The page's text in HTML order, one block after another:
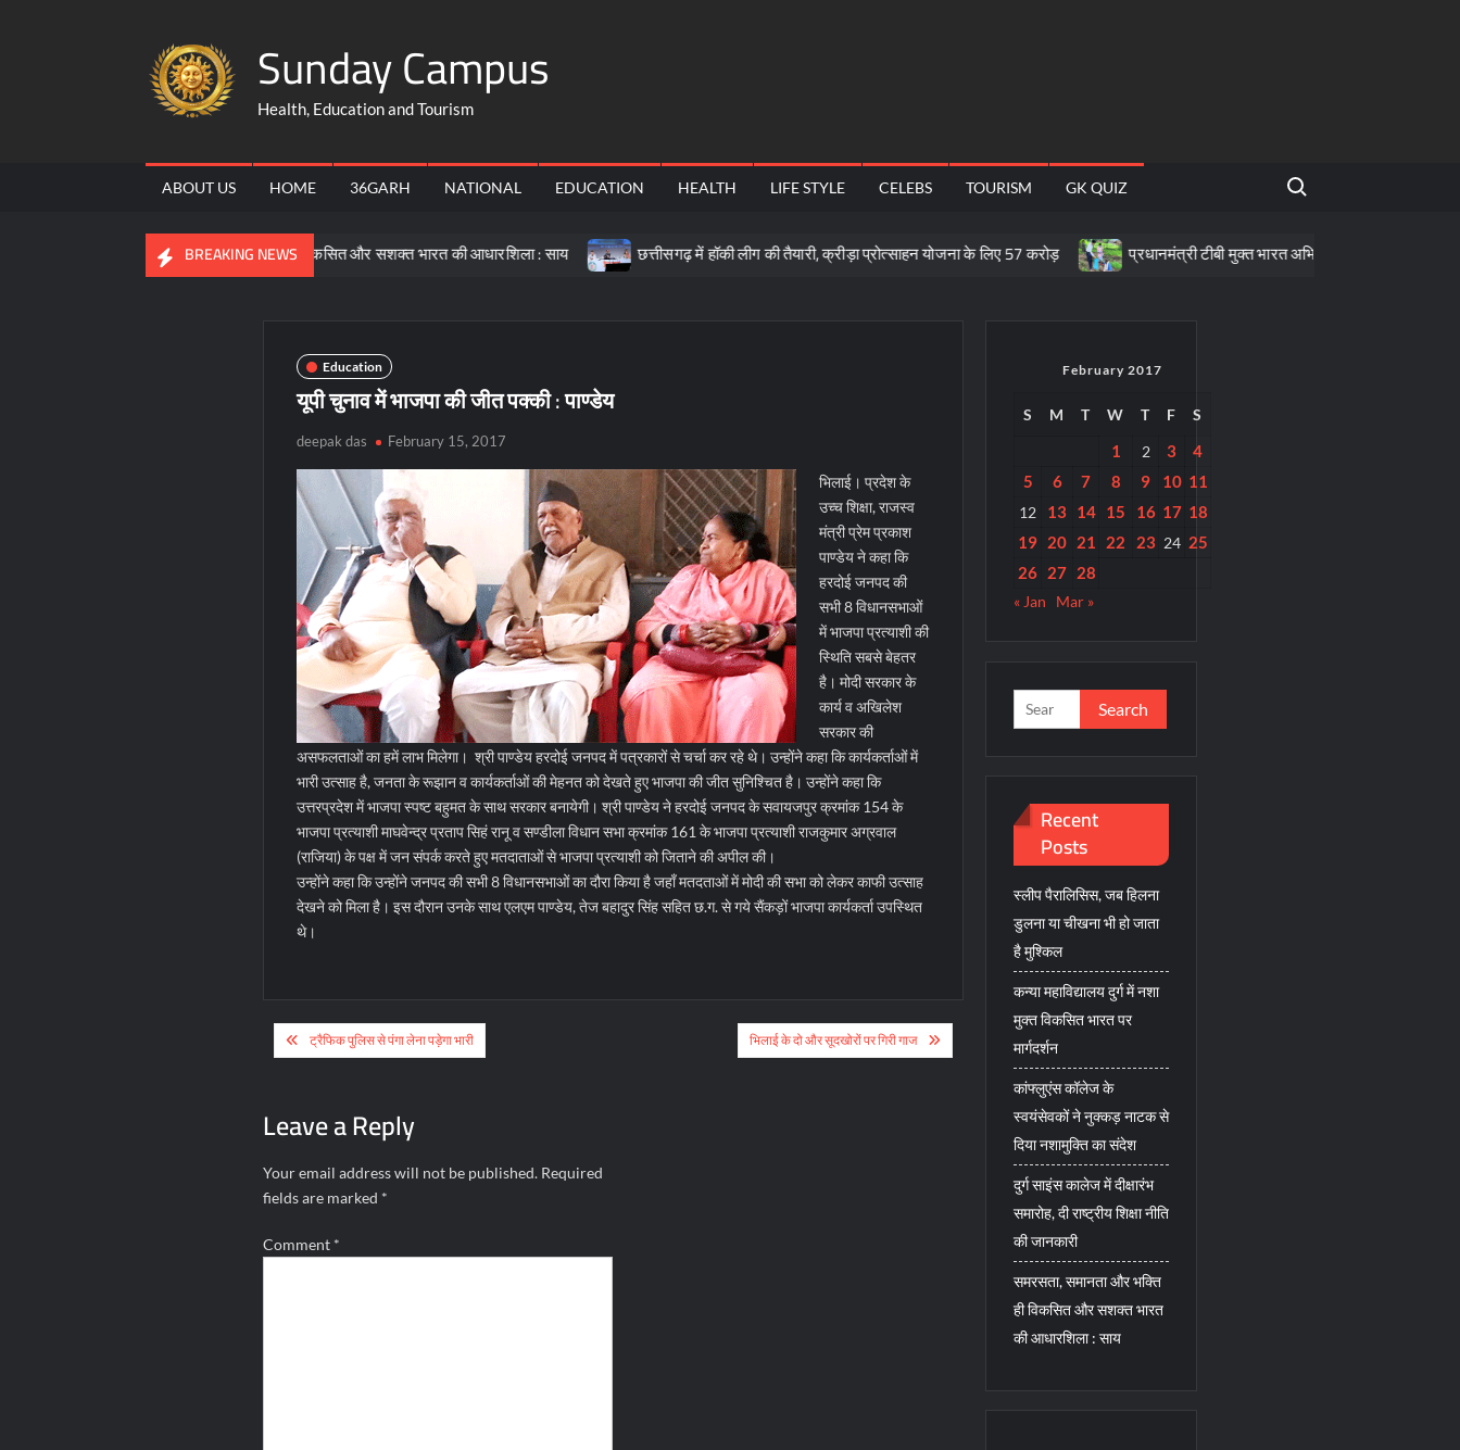
Sunday Campus
Health, Education and Tourism
ABOUT US HOME 36GARH NATIONAL EDUCATION HEALTH LIFE STYLE CELEBS TOURISM GK QUIZ
Search for:
BREAKING NEWS
समरसता, समानता और भक्ति ही विकसित और सशक्त भारत की आधारशिला : साय छत्तीसगढ़ में हॉकी लीग की तैयारी, क्रीड़ा प्रोत्साहन योजना के लिए 57 करोड़ प्रधानमंत्री टीबी मुक्त भारत अभियान के तहत पीवीटीजी क्षेत्रों में पोषण
Education
यूपी चुनाव में भाजपा की जीत पक्की : पाण्डेय
deepak das February 15, 2017
भिलाई। प्रदेश के
उच्च शिक्षा, राजस्व
मंत्री प्रेम प्रकाश
पाण्डेय ने कहा कि
हरदोई जनपद की
सभी 8 विधानसभाओं
में भाजपा प्रत्याशी की
स्थिति सबसे बेहतर
है। मोदी सरकार के
कार्य व अखिलेश
सरकार की
असफलताओं का हमें लाभ मिलेगा। श्री पाण्डेय हरदोई जनपद में पत्रकारों से चर्चा कर रहे थे। उन्होंने कहा कि कार्यकर्ताओं में
भारी उत्साह है, जनता के रूझान व कार्यकर्ताओं की मेहनत को देखते हुए भाजपा की जीत सुनिश्चित है। उन्होंने कहा कि
उत्तरप्रदेश में भाजपा स्पष्ट बहुमत के साथ सरकार बनायेगी। श्री पाण्डेय ने हरदोई जनपद के सवायजपुर क्रमांक 154 के
भाजपा प्रत्याशी माघवेन्द्र प्रताप सिहं रानू व सण्डीला विधान सभा क्रमांक 161 के भाजपा प्रत्याशी राजकुमार अग्रवाल
(राजिया) के पक्ष में जन संपर्क करते हुए मतदाताओं से भाजपा प्रत्याशी को जिताने की अपील की।
उन्होंने कहा कि उन्होंने जनपद की सभी 8 विधानसभाओं का दौरा किया है जहाँ मतदताओं में मोदी की सभा को लेकर काफी उत्साह
देखने को मिला है। इस दौरान उनके साथ एलएम पाण्डेय, तेज बहादुर सिंह सहित छ.ग. से गये सैंकड़ों भाजपा कार्यकर्ता उपस्थित
थे।
Post
navigation
ट्रैफिक पुलिस से पंगा लेना पड़ेगा भारी भिलाई के दो और सूदखोरों पर गिरी गाज
Leave a Reply
Your email address will not be published. Required
fields are marked *
Comment *
February 2017
S M T W T F S
1 2 3
4
5
6 7 8 9 10 11
12 13 14 15 16 17 18
19 20 21 22 23 24 25
26 27 28
« Jan Mar »
Search
for:
Recent
Posts
स्लीप पैरालिसिस, जब हिलना
डुलना या चीखना भी हो जाता
है मुश्किल
कन्या महाविद्यालय दुर्ग में नशा
मुक्त विकसित भारत पर
मार्गदर्शन
कांफ्लुएंस कॉलेज के
स्वयंसेवकों ने नुक्कड़ नाटक से
दिया नशामुक्ति का संदेश
दुर्ग साइंस कालेज में दीक्षारंभ
समारोह, दी राष्ट्रीय शिक्षा नीति
की जानकारी
समरसता, समानता और भक्ति
ही विकसित और सशक्त भारत
की आधारशिला : साय